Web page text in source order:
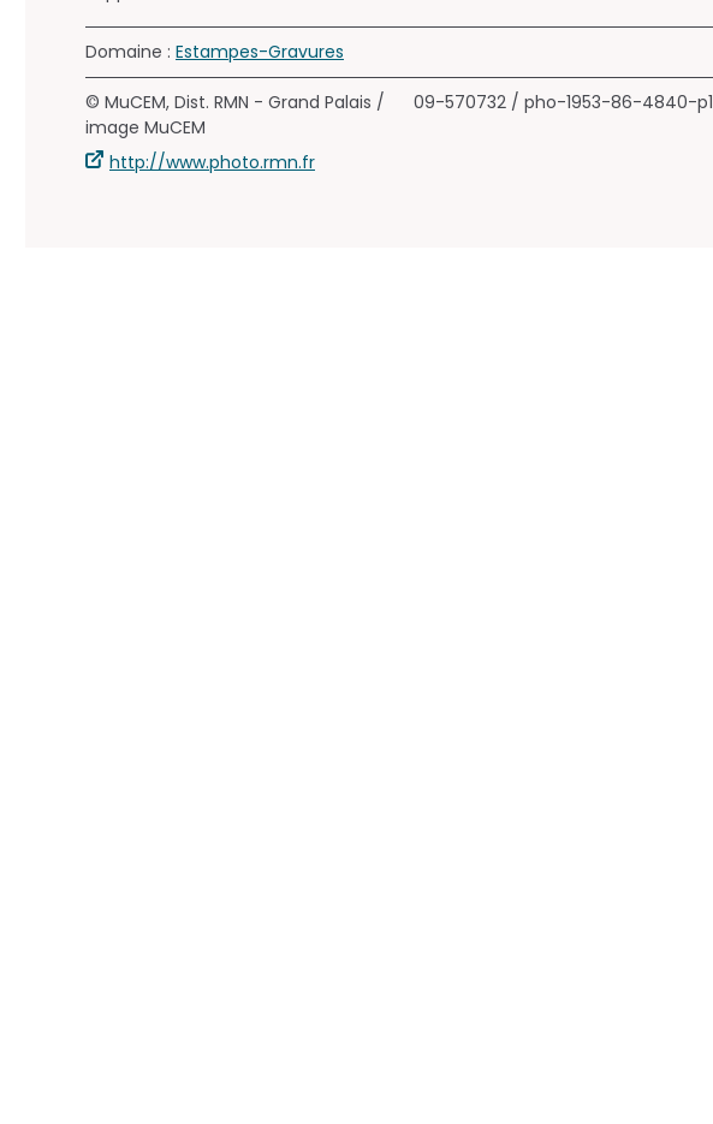
Domaine : Estampes-Gravures
© MuCEM, Dist. RMN - Grand Palais /
image MuCEM
http://www.photo.rmn.fr
09-570732 / pho-1953-86-4840-p1